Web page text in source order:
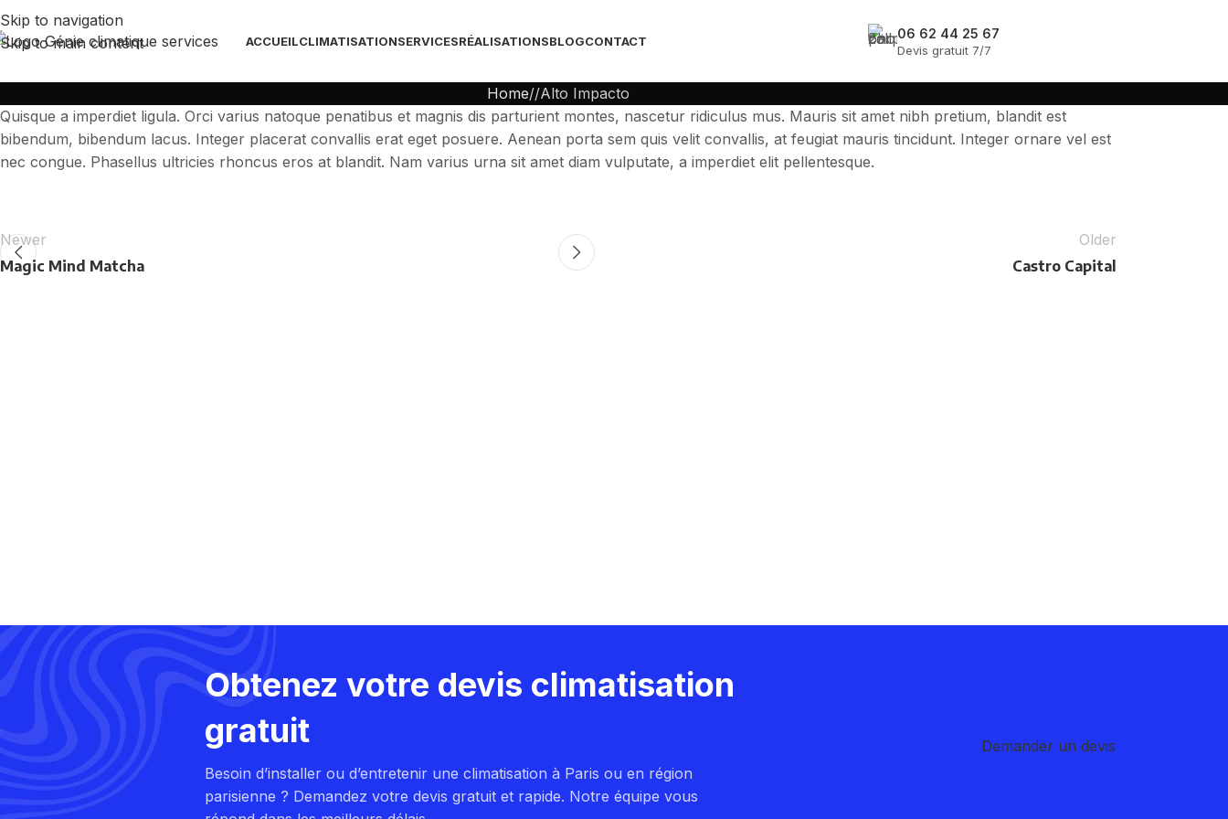
Skip to navigation
Skip to main content
ACCUEILCLIMATISATIONSERVICESRÉALISATIONSBLOGCONTACT
06 62 44 25 67
Devis gratuit 7/7
Home
Alto Impacto
Quisque a imperdiet ligula. Orci varius natoque penatibus et magnis dis parturient montes, nascetur ridiculus mus. Mauris sit amet nibh pretium, blandit est
bibendum, bibendum lacus. Integer placerat convallis erat eget posuere. Aenean porta sem quis velit convallis, at feugiat mauris tincidunt. Integer ornare vel est
nec congue. Phasellus ultricies rhoncus eros at blandit. Nam varius urna sit amet diam vulputate, a imperdiet elit pellentesque.
Newer
Magic Mind Matcha
Older
Castro Capital
Obtenez votre devis climatisation
gratuit
Besoin d’installer ou d’entretenir une climatisation à Paris ou en région
parisienne ? Demandez votre devis gratuit et rapide. Notre équipe vous
Demander un devis